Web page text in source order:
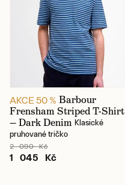
Barva
Cena
Karlín / prodejna
Jindřišská / prodejna
Skladem
AKCE 50 % Barbour
Frensham Striped T-Shirt
— Dark Denim Klasické
pruhované tričko
2 090 Kč
1 045 Kč